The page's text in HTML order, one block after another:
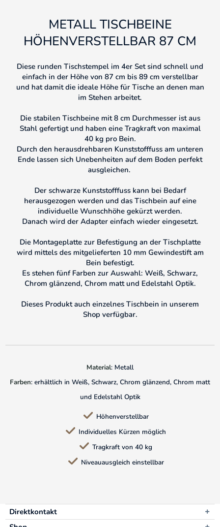
METALL TISCHBEINE
HÖHENVERSTELLBAR 87 CM
Diese runden Tischstempel im 4er Set sind schnell und
einfach in der Höhe von 87 cm bis 89 cm verstellbar
und hat damit die ideale Höhe für Tische an denen man
im Stehen arbeitet.
Die stabilen Tischbeine mit 8 cm Durchmesser ist aus
Stahl gefertigt und haben eine Tragkraft von maximal
40 kg pro Bein.
Durch den herausdrehbaren Kunststofffuss am unteren
Ende lassen sich Unebenheiten auf dem Boden perfekt
ausgleichen.
Der schwarze Kunststofffuss kann bei Bedarf
herausgezogen werden und das Tischbein auf eine
individuelle Wunschhöhe gekürzt werden.
Danach wird der Adapter einfach wieder eingesetzt.
Die Montageplatte zur Befestigung an der Tischplatte
wird mittels des mitgelieferten 10 mm Gewindestift am
Bein befestigt.
Es stehen fünf Farben zur Auswahl: Weiß, Schwarz,
Chrom glänzend, Chrom matt und Edelstahl Optik.
Dieses Produkt auch einzelnes Tischbein in unserem
Shop verfügbar.
Höhenverstellbar
Individuelles Kürzen möglich
Tragkraft von 40 kg
Niveauausgleich einstellbar
Material: Metall
Farben: erhältlich in Weiß, Schwarz, Chrom glänzend, Chrom matt
und Edelstahl Optik
Direktkontakt